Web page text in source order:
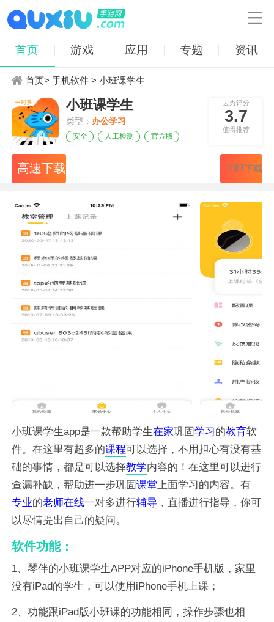

首页 游戏 应用 专题 资讯
首页>手机软件 > 小班课学生
小班课学生
类型： 办公学习
安全 人工检测 官方版
去秀评分
3.7
值得推荐
高速下载 立即下载
小班课学生app是一款帮助学生在家巩固学习的教育软
件。在这里有超多的课程可以选择，不用担心有没有基
础的事情，都是可以选择教学内容的！在这里可以进行
查漏补缺，帮助进一步巩固课堂 上面学习的内容。有
专业的老师在线一对多进行辅导 ，直播进行指导，你可
以尽情提出自己的疑问。
软件功能：
1、琴伴的小班课学生APP对应的iPhone手机版，家里
没有iPad的学生，可以使用iPhone手机上课；
2、功能跟iPad版小班课的功能相同，操作步骤也相